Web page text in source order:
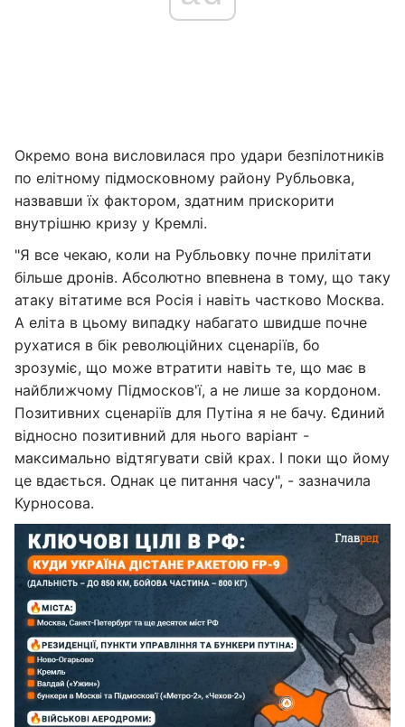
Окремо вона висловилася про удари безпілотників
по елітному підмосковному району Рубльовка,
назвавши їх фактором, здатним прискорити
внутрішню кризу у Кремлі.
"Я все чекаю, коли на Рубльовку почне прилітати
більше дронів. Абсолютно впевнена в тому, що таку
атаку вітатиме вся Росія і навіть частково Москва.
А еліта в цьому випадку набагато швидше почне
рухатися в бік революційних сценаріїв, бо
зрозуміє, що може втратити навіть те, що має в
найближчому Підмосков'ї, а не лише за кордоном.
Позитивних сценаріїв для Путіна я не бачу. Єдиний
відносно позитивний для нього варіант -
максимально відтягувати свій крах. І поки що йому
це вдається. Однак це питання часу", - зазначила
Курносова.